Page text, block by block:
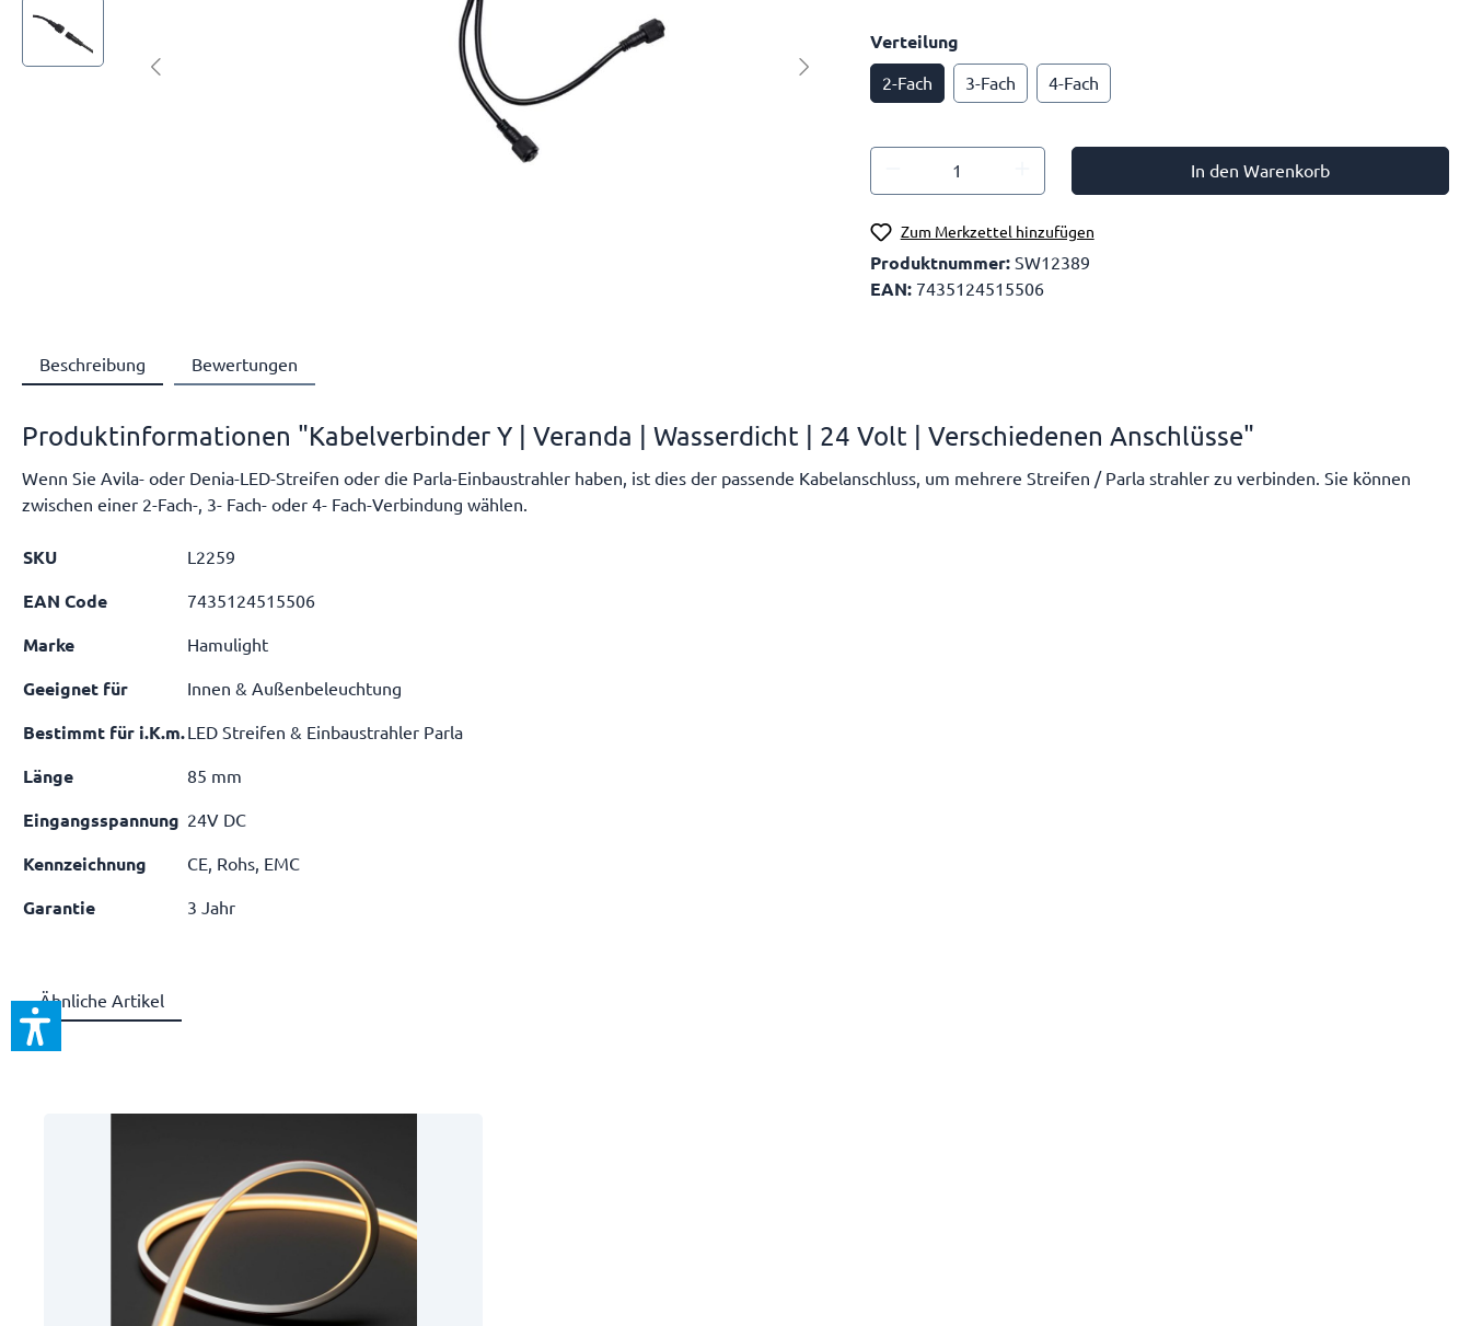
Verteilung
2-Fach 3-Fach 4-Fach
In den Warenkorb
Zum Merkzettel hinzufügen
Produktnummer: SW12389
EAN: 7435124515506
Beschreibung Bewertungen
Produktinformationen "Kabelverbinder Y | Veranda | Wasserdicht | 24 Volt | Verschiedenen Anschlüsse"
Wenn Sie Avila- oder Denia-LED-Streifen oder die Parla-Einbaustrahler haben, ist dies der passende Kabelanschluss, um mehrere Streifen / Parla strahler zu verbinden. Sie können
zwischen einer 2-Fach-, 3- Fach- oder 4- Fach-Verbindung wählen.
SKU L2259
EAN Code 7435124515506
Marke Hamulight
Geeignet für Innen & Außenbeleuchtung
Bestimmt für i.K.m.LED Streifen & Einbaustrahler Parla
Länge 85 mm
Eingangsspannung 24V DC
Kennzeichnung CE, Rohs, EMC
Garantie 3 Jahr
Ähnliche Artikel